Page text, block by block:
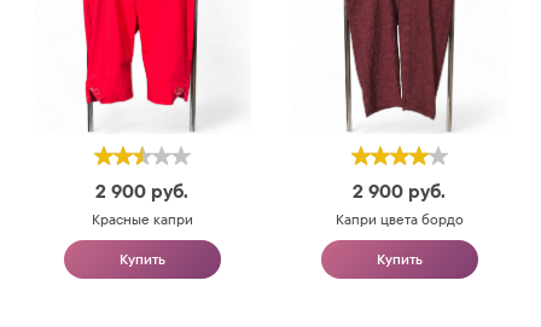
2 900 руб.
Красные капри
Купить
2 900 руб.
Капри цвета бордо
Купить